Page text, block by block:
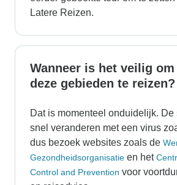
Latere Reizen.
Wanneer is het veilig
deze gebieden te reizen?
Dat is momenteel onduidelijk. De
snel veranderen met een virus
dus bezoek websites zoals de
Gezondheidsorganisatie en het
Control and Prevention voor